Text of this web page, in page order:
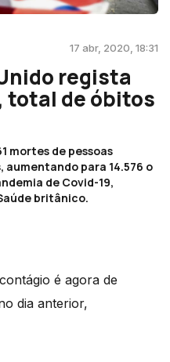
17 abr, 2020, 18:31
regista
total de óbitos
mortes de pessoas
para 14.576 o
de Covid-19,
britânico.
é agora de
dia anterior,